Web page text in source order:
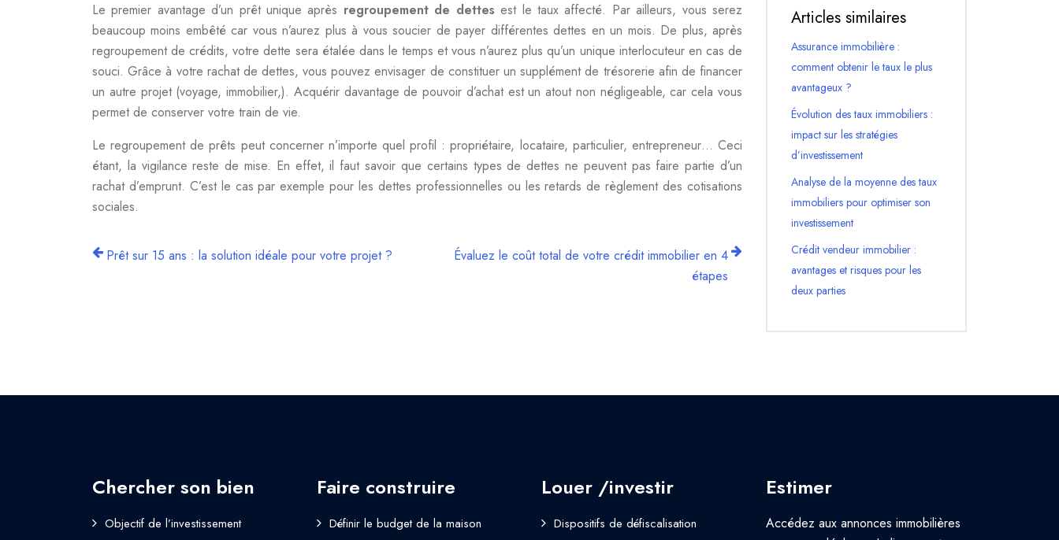
Le premier avantage d’un prêt unique après regroupement de dettes est le taux affecté. Par ailleurs, vous serez
beaucoup moins embêté car vous n’aurez plus à vous soucier de payer différentes dettes en un mois. De plus, après
regroupement de crédits, votre dette sera étalée dans le temps et vous n’aurez plus qu’un unique interlocuteur en cas de
souci. Grâce à votre rachat de dettes, vous pouvez envisager de constituer un supplément de trésorerie afin de financer
un autre projet (voyage, immobilier,). Acquérir davantage de pouvoir d’achat est un atout non négligeable, car cela vous
permet de conserver votre train de vie.
Le regroupement de prêts peut concerner n’importe quel profil : propriétaire, locataire, particulier, entrepreneur… Ceci
étant, la vigilance reste de mise. En effet, il faut savoir que certains types de dettes ne peuvent pas faire partie d’un
rachat d’emprunt. C’est le cas par exemple pour les dettes professionnelles ou les retards de règlement des cotisations
sociales.
Prêt sur 15 ans : la solution idéale pour votre projet ?
Évaluez le coût total de votre crédit immobilier en 4
étapes
Articles similaires
Assurance immobilière :
comment obtenir le taux le plus
avantageux ?
Évolution des taux immobiliers :
impact sur les stratégies
d’investissement
Analyse de la moyenne des taux
immobiliers pour optimiser son
investissement
Crédit vendeur immobilier :
avantages et risques pour les
deux parties
Chercher son bien
Objectif de l’investissement
Faire construire
Définir le budget de la maison
Louer /investir
Dispositifs de défiscalisation
Estimer
Accédez aux annonces immobilières